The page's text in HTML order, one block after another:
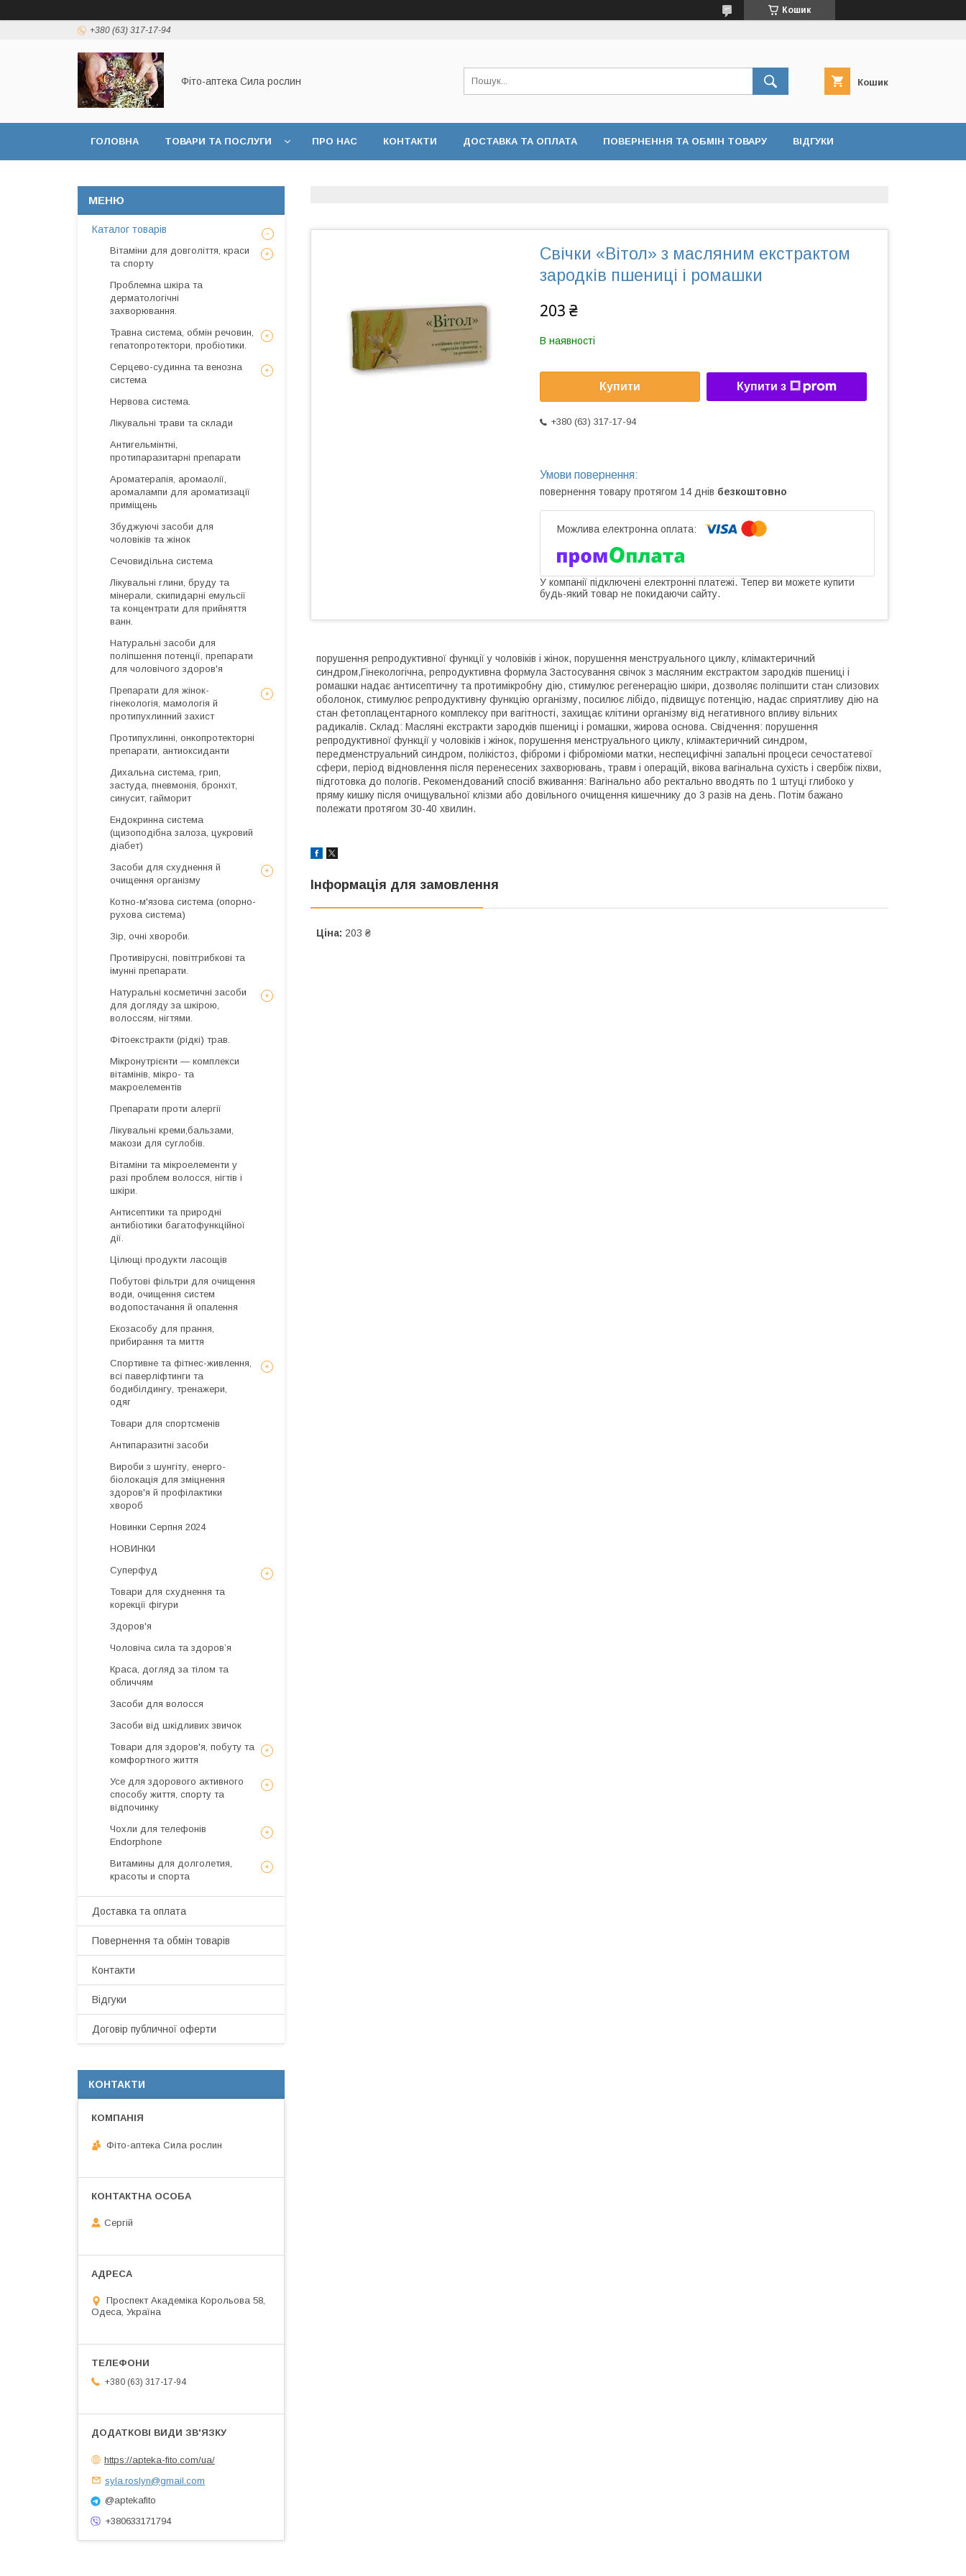
Кошик
+380 (63) 317-17-94
Фіто-аптека Сила рослин Кошик
ГОЛОВНА ТОВАРИ ТА ПОСЛУГИ ПРО НАС КОНТАКТИ ДОСТАВКА ТА ОПЛАТА ПОВЕРНЕННЯ ТА ОБМІН ТОВАРУ ВІДГУКИ
Свічки «Вітол» з масляним екстрактом
зародків пшениці і ромашки
203 ₴
В наявності
Купити Купити з
+380 (63) 317-17-94
повернення товару протягом 14 днів безкоштовно
У компанії підключені електронні платежі. Тепер ви можете купити
будь-який товар не покидаючи сайту.
порушення репродуктивної функції у чоловіків і жінок, порушення менструального циклу, клімактеричний
синдром,Гінекологічна, репродуктивна формула Застосування свічок з масляним екстрактом зародків пшениці і
ромашки надає антисептичну та протимікробну дію, стимулює регенерацію шкіри, дозволяє поліпшити стан слизових
оболонок, стимулює репродуктивну функцію організму, посилює лібідо, підвищує потенцію, надає сприятливу дію на
стан фетоплацентарного комплексу при вагітності, захищає клітини організму від негативного впливу вільних
радикалів. Склад: Масляні екстракти зародків пшениці і ромашки, жирова основа. Свідчення: порушення
репродуктивної функції у чоловіків і жінок, порушення менструального циклу, клімактеричний синдром,
передменструальний синдром, полікістоз, фіброми і фіброміоми матки, неспецифічні запальні процеси сечостатевої
сфери, період відновлення після перенесених захворювань, травм і операцій, вікова вагінальна сухість і свербіж піхви,
підготовка до пологів. Рекомендований спосіб вживання: Вагінально або ректально вводять по 1 штуці глибоко у
пряму кишку після очищувальної клізми або довільного очищення кишечнику до 3 разів на день. Потім бажано
полежати протягом 30-40 хвилин.
Інформація для замовлення
Ціна: 203 ₴
Каталог товарів
Вітаміни для довголіття, краси
та спорту
Проблемна шкіра та
дерматологічні
захворювання.
Травна система, обмін речовин,
гепатопротектори, пробіотики.
Серцево-судинна та венозна
система
Нервова система.
Лікувальні трави та склади
Антигельмінтні,
протипаразитарні препарати
Ароматерапія, аромаолії,
аромалампи для ароматизації
приміщень
Збуджуючі засоби для
чоловіків та жінок
Сечовидільна система
Лікувальні глини, бруду та
мінерали, скипидарні емульсії
та концентрати для прийняття
ванн.
Натуральні засоби для
поліпшення потенції, препарати
для чоловічого здоров'я
Препарати для жінок-
гінекологія, мамологія й
протипухлинний захист
Протипухлинні, онкопротекторні
препарати, антиоксиданти
Дихальна система, грип,
застуда, пневмонія, бронхіт,
синусит, гайморит
Ендокринна система
(щизоподібна залоза, цукровий
діабет)
Засоби для схуднення й
очищення організму
Котно-м'язова система (опорно-
рухова система)
Зір, очні хвороби.
Противірусні, повітгрибкові та
імунні препарати.
Натуральні косметичні засоби
для догляду за шкірою,
волоссям, нігтями.
Фітоекстракти (рідкі) трав.
Мікронутрієнти — комплекси
вітамінів, мікро- та
макроелементів
Препарати проти алергії
Лікувальні креми,бальзами,
макози для суглобів.
Вітаміни та мікроелементи у
разі проблем волосся, нігтів і
шкіри.
Антисептики та природні
антибіотики багатофункційної
дії.
Цілющі продукти ласощів
Побутові фільтри для очищення
води, очищення систем
водопостачання й опалення
Екозасобу для прання,
прибирання та миття
Спортивне та фітнес-живлення,
всі паверліфтинги та
бодибілдингу, тренажери,
одяг
Товари для спортсменів
Антипаразитні засоби
Вироби з шунгіту, енерго-
біолокація для зміцнення
здоров'я й профілактики
хвороб
Новинки Серпня 2024
НОВИНКИ
Суперфуд
Товари для схуднення та
корекції фігури
Здоров'я
Чоловіча сила та здоров’я
Краса, догляд за тілом та
обличчям
Засоби для волосся
Засоби від шкідливих звичок
Товари для здоров'я, побуту та
комфортного життя
Усе для здорового активного
способу життя, спорту та
відпочинку
Чохли для телефонів
Endorphone
Витамины для долголетия,
красоты и спорта
Доставка та оплата
Повернення та обмін товарів
Контакти
Відгуки
Договір публичної оферти
КОНТАКТИ
Фіто-аптека Сила рослин
Сергій
Проспект Академіка Корольова 58,
Одеса, Україна
+380 (63) 317-17-94
https://apteka-fito.com/ua/
syla.roslyn@gmail.com
@aptekafito
+380633171794